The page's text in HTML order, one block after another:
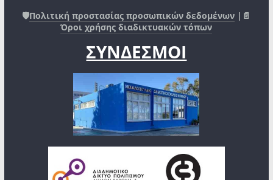
🛡️Πολιτική προστασίας προσωπικών δεδομένων |📄
Όροι χρήσης διαδικτυακών τόπων
ΣΥΝΔΕΣΜΟΙ